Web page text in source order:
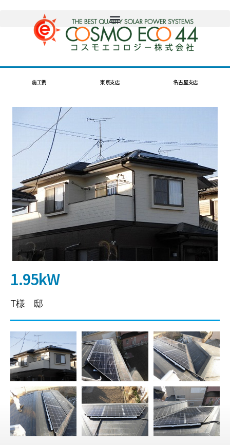
施工例 東京支店 名古屋支店
1.95kW
T様 邸